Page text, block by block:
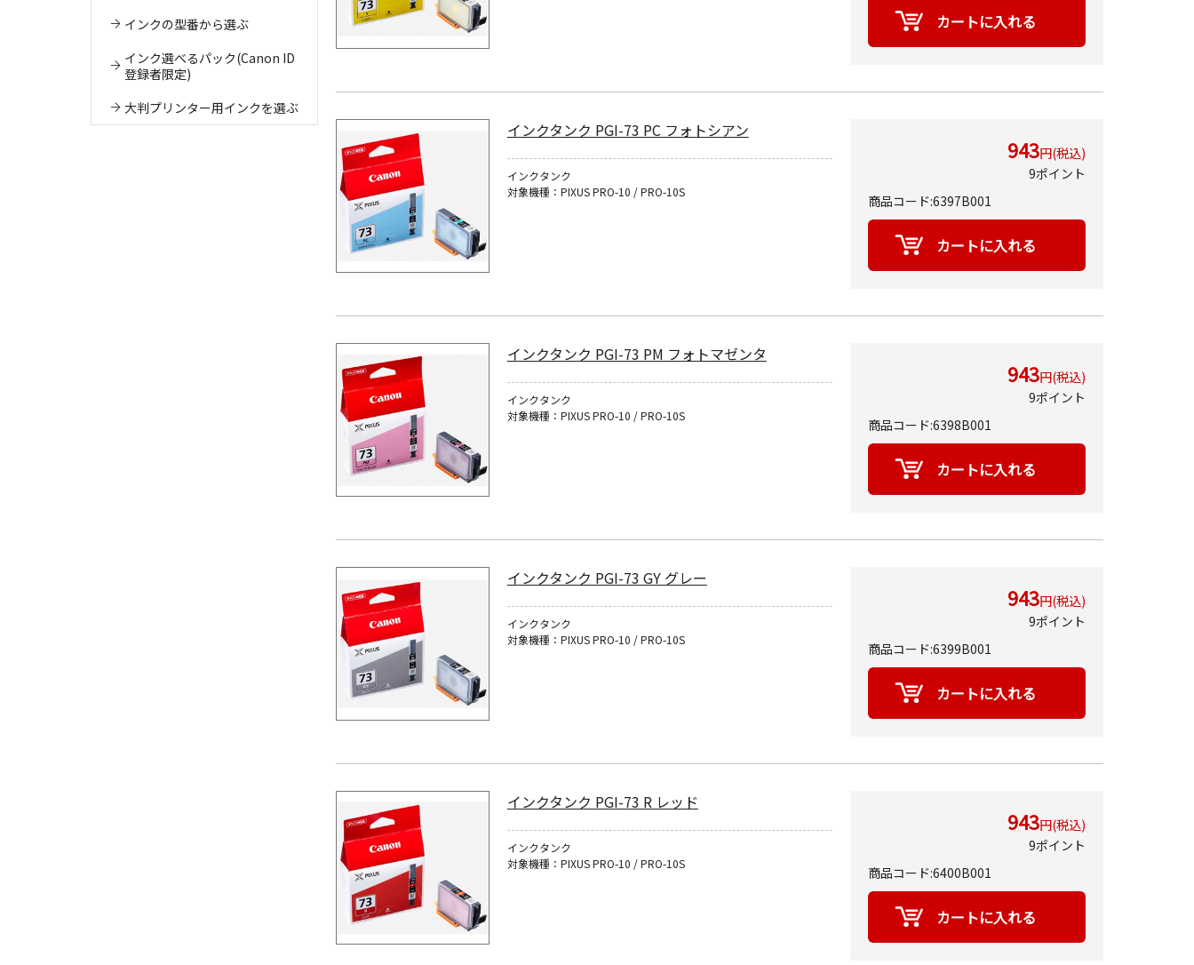
インクの型番から選ぶ
インク選べるパック(Canon ID
登録者限定)
大判プリンター用インクを選ぶ
インクタンク PGI-73 PC フォトシアン
インクタンク
対象機種：PIXUS PRO-10 / PRO-10S
943円(税込)
9ポイント
商品コード:6397B001
インクタンク PGI-73 PM フォトマゼンタ
インクタンク
対象機種：PIXUS PRO-10 / PRO-10S
943円(税込)
9ポイント
商品コード:6398B001
インクタンク PGI-73 GY グレー
インクタンク
対象機種：PIXUS PRO-10 / PRO-10S
943円(税込)
9ポイント
商品コード:6399B001
インクタンク PGI-73 R レッド
インクタンク
対象機種：PIXUS PRO-10 / PRO-10S
943円(税込)
9ポイント
商品コード:6400B001